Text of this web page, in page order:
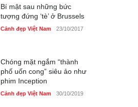
Cảnh đẹp Việt Nam 25/04/2020
Nhiều hoạt động tôn vinh
Bí mật sau những bức
tượng đứng ‘tè’ ở Brussels
Cảnh đẹp Việt Nam 23/10/2017
Chóng mặt ngắm “thành
phố uốn cong” siêu ảo như
phim Inception
Cảnh đẹp Việt Nam 30/10/2019